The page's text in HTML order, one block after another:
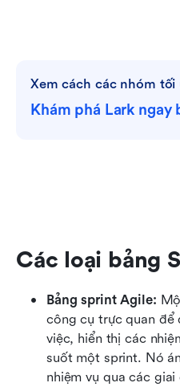
Xem cách các nhóm
Khám phá Lark ngay
Các loại bảng
Bảng sprint Agile:
công cụ trực quan để
việc, hiển thị các
suốt một sprint. Nó
nhiệm vụ qua các